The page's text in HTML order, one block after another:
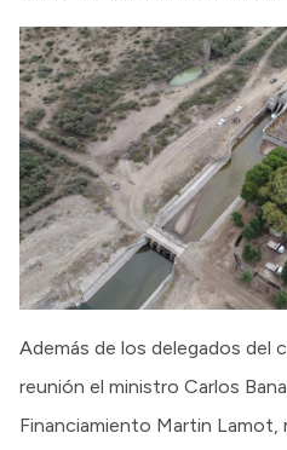
Además de los delegados del
reunión el ministro Carlos
Financiamiento Martin Lamot,